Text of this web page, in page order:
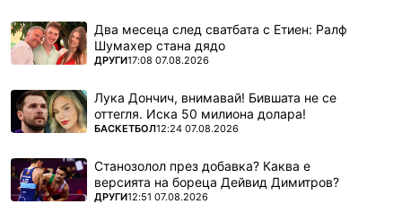
Два месеца след сватбата с Етиен: Ралф
Шумахер стана дядо
ПОВЕЧЕ ОТ
ДРУГИ17:08 07.08.2026
Лука Дончич, внимавай! Бившата не се
оттегля. Иска 50 милиона долара!
ПОВЕЧЕ ОТ
БАСКЕТБОЛ12:24 07.08.2026
Станозолол през добавка? Каква е
версията на бореца Дейвид Димитров?
ПОВЕЧЕ ОТ
ДРУГИ12:51 07.08.2026